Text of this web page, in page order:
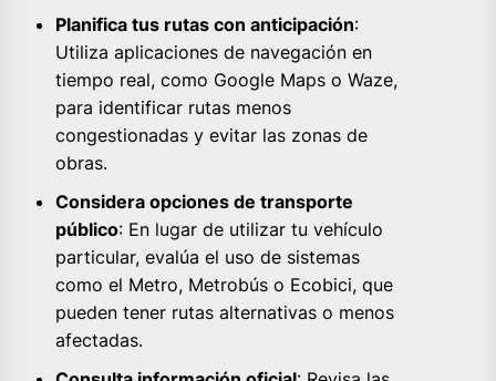
Planifica tus rutas con anticipación:
Utiliza aplicaciones de navegación en
tiempo real, como Google Maps o Waze,
para identificar rutas menos
congestionadas y evitar las zonas de
obras.
Considera opciones de transporte
público: En lugar de utilizar tu vehículo
particular, evalúa el uso de sistemas
como el Metro, Metrobús o Ecobici, que
pueden tener rutas alternativas o menos
afectadas.